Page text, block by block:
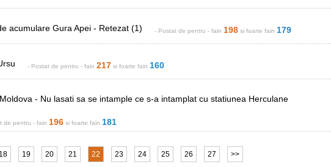
acumulare Gura Apei - Retezat (1) - Postat de pentru - fain 198 si foarte fain 179
- Postat de pentru - fain 217 si foarte fain 160
- Nu lasati sa se intample ce s-a intamplat cu statiunea Herculane
de pentru - fain 196 si foarte fain 181
18 19 20 21 22 23 24 25 26 27 >>